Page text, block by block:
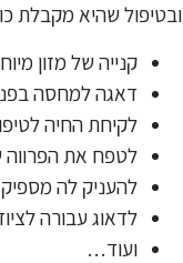
ובטיפול שהיא מקבלת
קנייה של מזון
דאגה למחסה
לקיחת החיה
לטפח את הפרווה
להעניק לה
לדאוג עבורה
ועוד…